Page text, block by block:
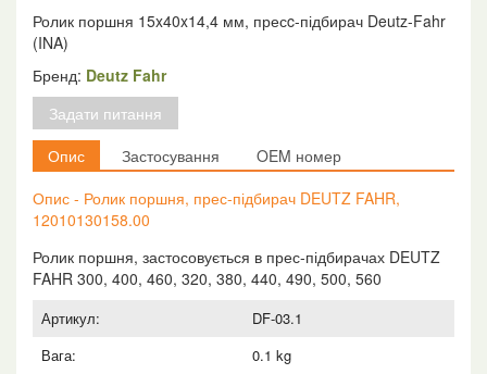
Ролик поршня 15x40x14,4 мм, пресc-підбирач Deutz-Fahr
(INA)
Бренд: Deutz Fahr
Задати питання
Опис
Застосування
OEM номер
Опис - Ролик поршня, прес-підбирач DEUTZ FAHR,
12010130158.00
Ролик поршня, застосовується в прес-підбирачах DEUTZ
FAHR 300, 400, 460, 320, 380, 440, 490, 500, 560
Артикул:
DF-03.1
Вага:
0.1 kg